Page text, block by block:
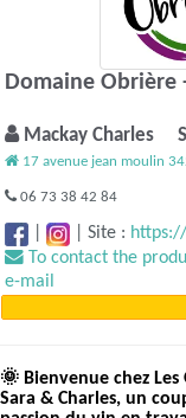
Domaine Obrière
Mackay Charles
17 avenue jean moulin
06 73 38 42 84
| |Site :
To contact the
e-mail
🌞 Bienvenue chez Les
Sara & Charles, un